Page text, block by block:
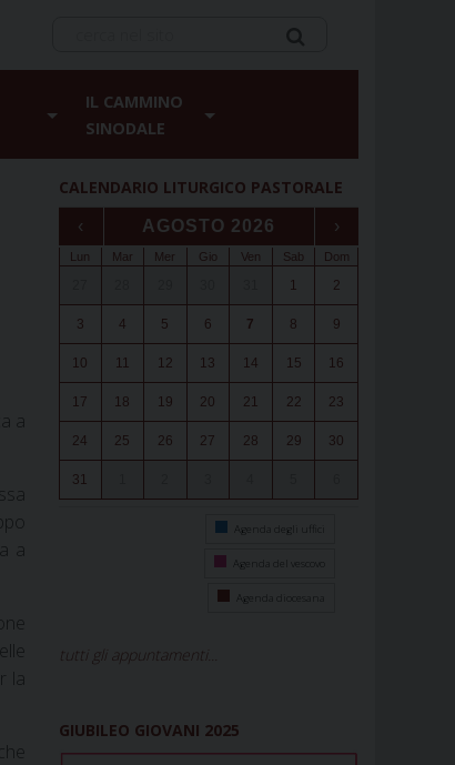
IL CAMMINO
SINODALE
a
a
la
CALENDARIO LITURGICO PASTORALE
‹ AGOSTO 2026 ›
Lun Mar Mer Gio Ven Sab Dom
1 2
3 4 5 6 7 8 9
10 11 12 13 14 15 16
17 18 19 20 21 22 23
24 25 26 27 28 29 30
31
Agenda degli uffici
Agenda del vescovo
Agenda diocesana
tutti gli appuntamenti...
GIUBILEO GIOVANI 2025